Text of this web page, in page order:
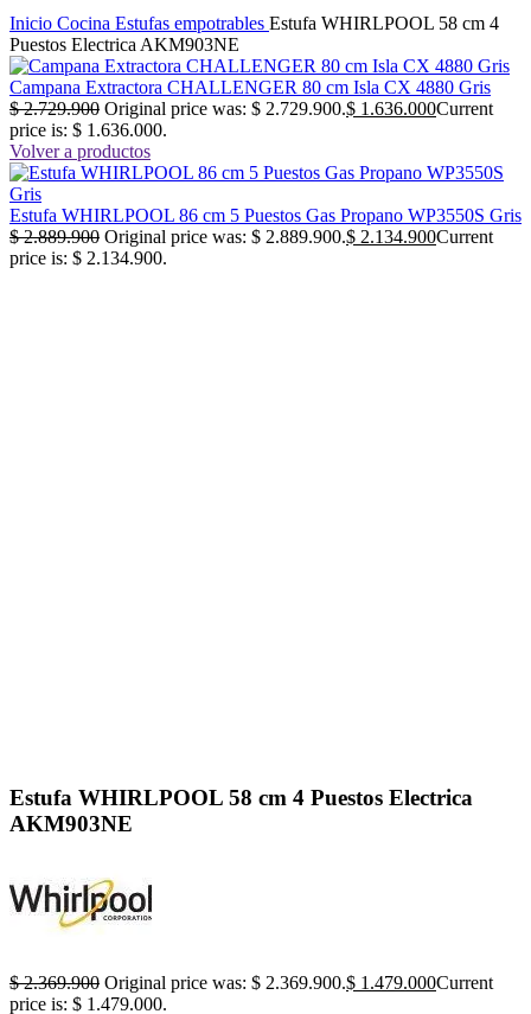
Inicio Cocina Estufas empotrables Estufa WHIRLPOOL 58 cm 4
Puestos Electrica AKM903NE
Campana Extractora CHALLENGER 80 cm Isla CX 4880 Gris
$2.729.900 Original price was: $ 2.729.900.$ 1.636.000Current
price is: $ 1.636.000.
Volver a productos
Estufa WHIRLPOOL 86 cm 5 Puestos Gas Propano WP3550S Gris
$2.889.900 Original price was: $ 2.889.900.$ 2.134.900Current
price is: $ 2.134.900.
Estufa WHIRLPOOL 58 cm 4 Puestos Electrica
AKM903NE
$2.369.900 Original price was: $ 2.369.900.$ 1.479.000Current
price is: $ 1.479.000.